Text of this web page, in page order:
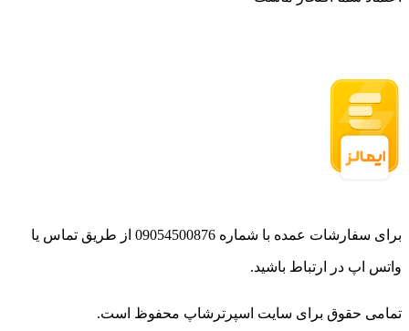
برای سفارشات عمده با شماره 09054500876 از طریق تماس یا
واتس اپ در ارتباط باشید.
تمامی حقوق برای سایت اسپرترشاپ محفوظ است.